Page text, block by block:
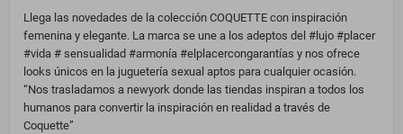
Llega las novedades de la colección COQUETTE con inspiración
femenina y elegante. La marca se une a los adeptos del #lujo #placer
#vida # sensualidad #armonía #elplacercongarantías y nos ofrece
looks únicos en la juguetería sexual aptos para cualquier ocasión.
“Nos trasladamos a newyork donde las tiendas inspiran a todos los
humanos para convertir la inspiración en realidad a través de
Coquette”